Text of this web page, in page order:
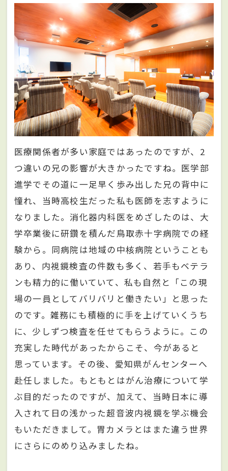
医療関係者が多い家庭ではあったのですが、2
つ違いの兄の影響が大きかったですね。医学部
進学でその道に一足早く歩み出した兄の背中に
憧れ、当時高校生だった私も医師を志すように
なりました。消化器内科医をめざしたのは、大
学卒業後に研鑽を積んだ鳥取赤十字病院での経
験から。同病院は地域の中核病院ということも
あり、内視鏡検査の件数も多く、若手もベテラ
ンも精力的に働いていて、私も自然と「この現
場の一員としてバリバリと働きたい」と思った
のです。雑務にも積極的に手を上げていくうち
に、少しずつ検査を任せてもらうように。この
充実した時代があったからこそ、今があると
思っています。その後、愛知県がんセンターへ
赴任しました。もともとはがん治療について学
ぶ目的だったのですが、加えて、当時日本に導
入されて日の浅かった超音波内視鏡を学ぶ機会
もいただきまして。胃カメラとはまた違う世界
にさらにのめり込みましたね。